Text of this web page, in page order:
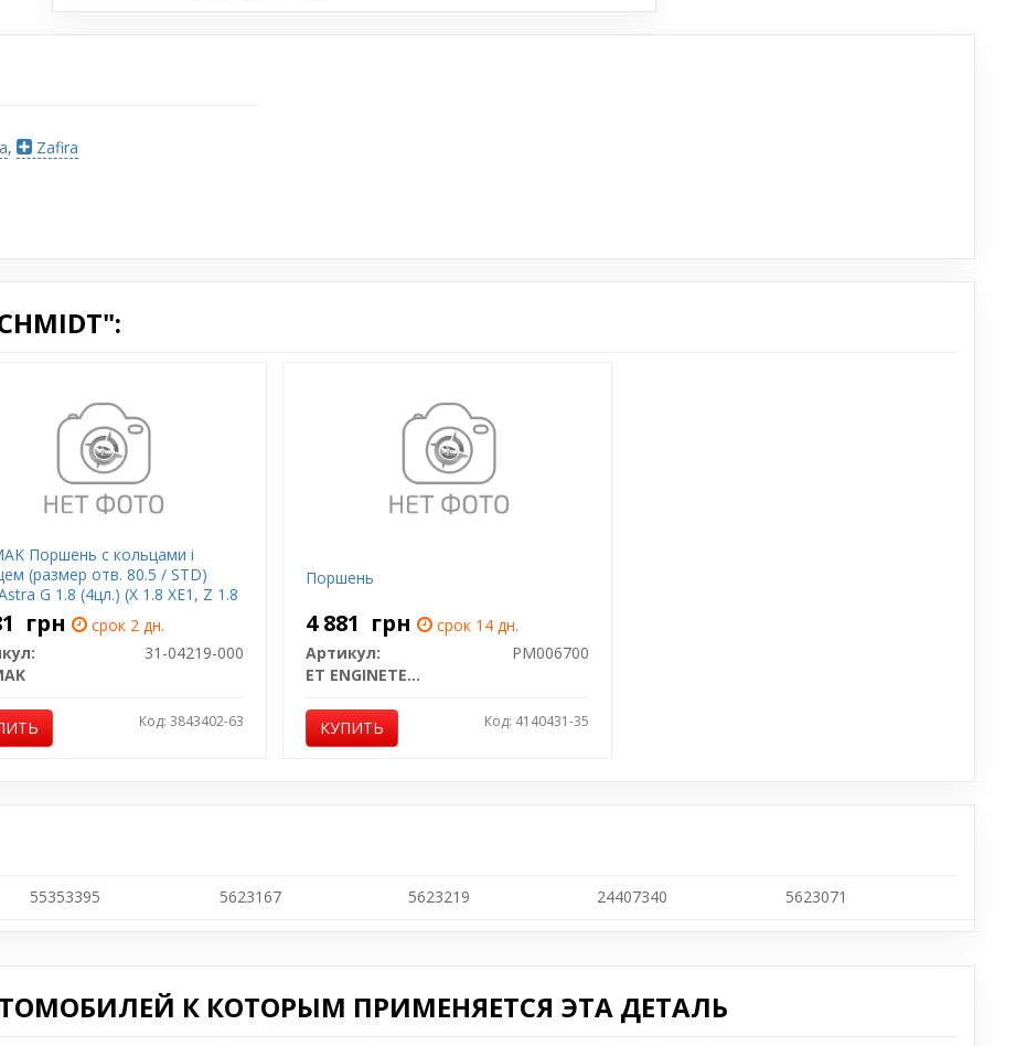
,
Zafira
Поршень с кольцами і
(размер отв. 80.5 / STD)
G 1.8 (4цл.) (X 1.8 XE1, Z 1.8
XEL)
грн
срок 2 дн.
31-04219-000
Код: 3843402-63
Поршень
4 881 грн
срок 14 дн.
Артикул:
PM006700
ET ENGINETEAM
КУПИТЬ Код: 4140431-35
55353395 5623167 5623219 24407340 5623071
К КОТОРЫМ ПРИМЕНЯЕТСЯ ЭТА ДЕТАЛЬ